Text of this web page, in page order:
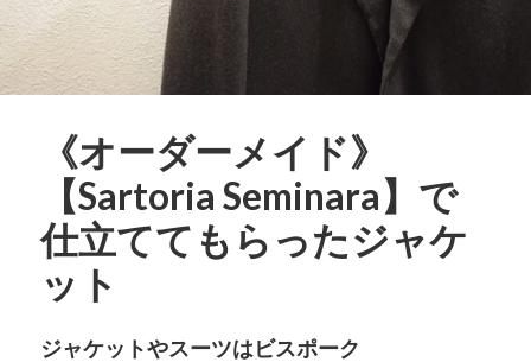
《オーダーメイド》
【Sartoria Seminara】で
仕立ててもらったジャケ
ット
ジャケットやスーツはビスポーク